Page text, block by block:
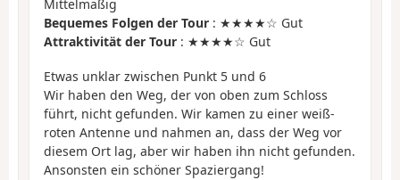
Mittelmäßig
Bequemes Folgen der Tour : ★★★★☆ Gut
Attraktivität der Tour : ★★★★☆ Gut
Etwas unklar zwischen Punkt 5 und 6
Wir haben den Weg, der von oben zum Schloss
führt, nicht gefunden. Wir kamen zu einer weiß-
roten Antenne und nahmen an, dass der Weg vor
diesem Ort lag, aber wir haben ihn nicht gefunden.
Ansonsten ein schöner Spaziergang!